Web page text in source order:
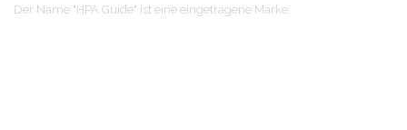
Der Name "HPA Guide" ist eine eingetragene Marke.